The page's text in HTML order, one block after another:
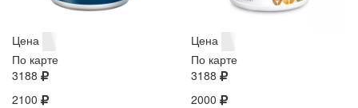
Цена
По карте
3188
2100
Цена
По карте
3188
2000